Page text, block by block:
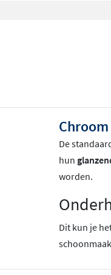
Chroom
De
hun
worden.
Dit kun je